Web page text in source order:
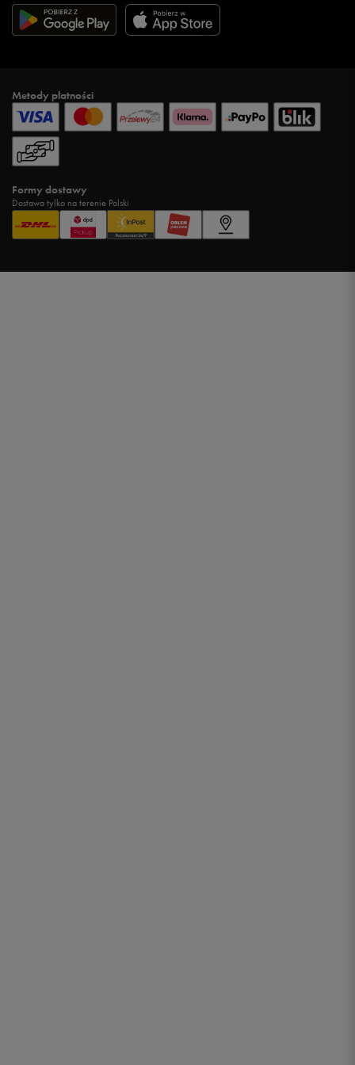
Metody płatności
Formy dostawy
Dostawa tylko na terenie Polski